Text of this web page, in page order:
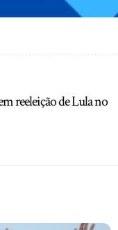
reeleição de Lula no